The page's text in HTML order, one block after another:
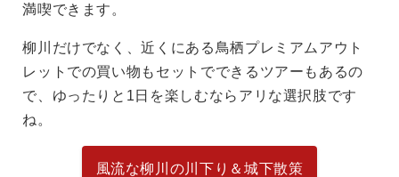
満喫できます。
柳川だけでなく、近くにある鳥栖プレミアムアウト
レットでの買い物もセットでできるツアーもあるの
で、ゆったりと1日を楽しむならアリな選択肢です
ね。
風流な柳川の川下り＆城下散策